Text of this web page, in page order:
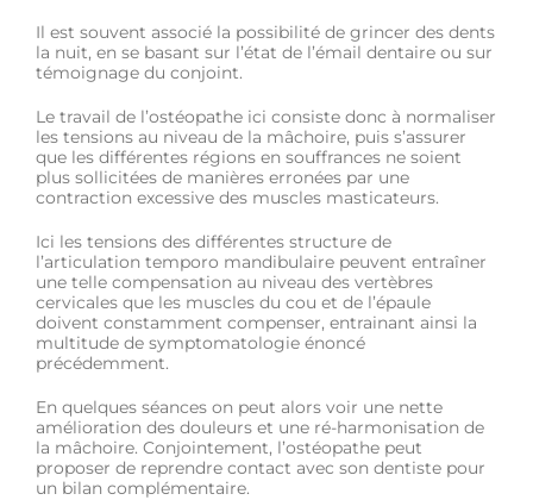
Il est souvent associé la possibilité de grincer des dents
la nuit, en se basant sur l’état de l’émail dentaire ou sur
témoignage du conjoint.
Le travail de l’ostéopathe ici consiste donc à normaliser
les tensions au niveau de la mâchoire, puis s’assurer
que les différentes régions en souffrances ne soient
plus sollicitées de manières erronées par une
contraction excessive des muscles masticateurs.
Ici les tensions des différentes structure de
l’articulation temporo mandibulaire peuvent entraîner
une telle compensation au niveau des vertèbres
cervicales que les muscles du cou et de l’épaule
doivent constamment compenser, entrainant ainsi la
multitude de symptomatologie énoncé
précédemment.
En quelques séances on peut alors voir une nette
amélioration des douleurs et une ré-harmonisation de
la mâchoire. Conjointement, l’ostéopathe peut
proposer de reprendre contact avec son dentiste pour
un bilan complémentaire.